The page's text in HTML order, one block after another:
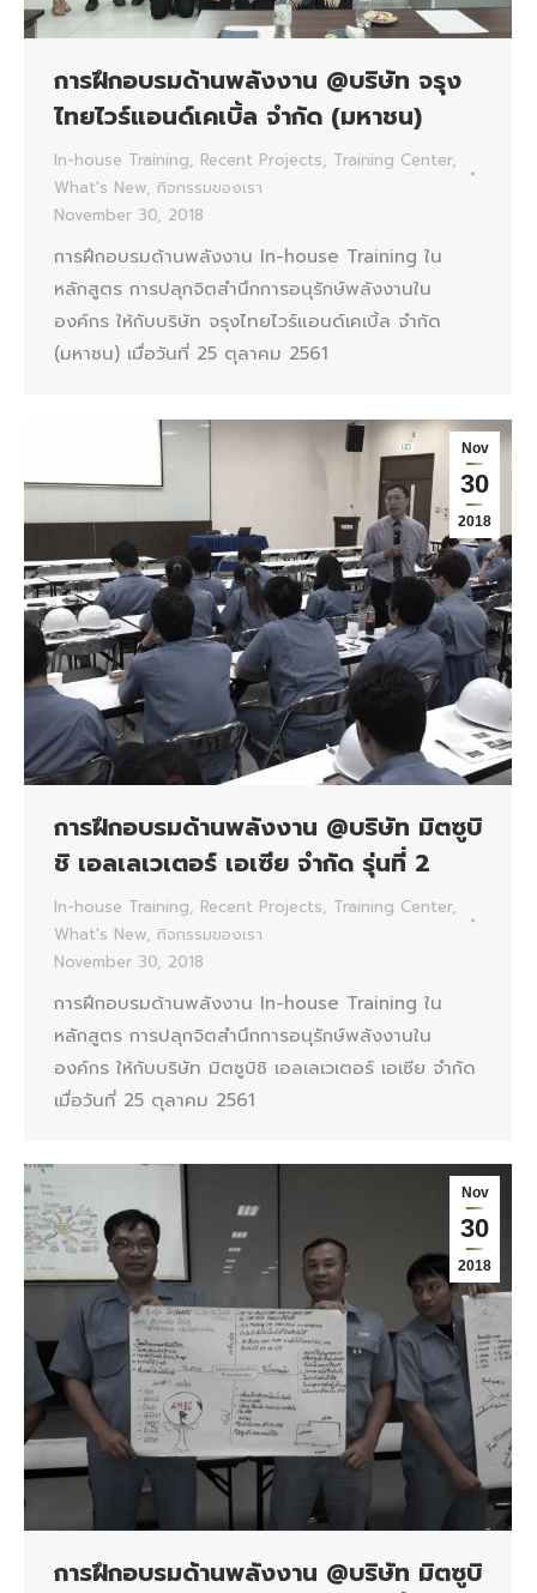
การฝึกอบรมด้านพลังงาน @บริษัท จรุง
ไทยไวร์แอนด์เคเบิ้ล จํากัด (มหาชน)
In-house Training, Recent Projects, Training Center,
What's New, กิจกรรมของเรา
November 30, 2018
การฝึกอบรมด้านพลังงาน In-house Training ใน
หลักสูตร การปลุกจิตสำนึกการอนุรักษ์พลังงานใน
องค์กร ให้กับบริษัท จรุงไทยไวร์แอนด์เคเบิ้ล จํากัด
(มหาชน) เมื่อวันที่ 25 ตุลาคม 2561
Nov
30
2018
การฝึกอบรมด้านพลังงาน @บริษัท มิตซูบิ
ชิ เอลเลเวเตอร์ เอเซีย จำกัด รุ่นที่ 2
In-house Training, Recent Projects, Training Center,
What's New, กิจกรรมของเรา
November 30, 2018
การฝึกอบรมด้านพลังงาน In-house Training ใน
หลักสูตร การปลุกจิตสำนึกการอนุรักษ์พลังงานใน
องค์กร ให้กับบริษัท มิตซูบิชิ เอลเลเวเตอร์ เอเซีย จำกัด
เมื่อวันที่ 25 ตุลาคม 2561
Nov
30
2018
การฝึกอบรมด้านพลังงาน @บริษัท มิตซูบิ